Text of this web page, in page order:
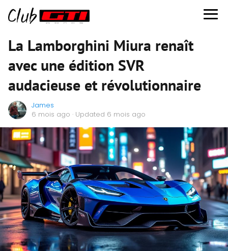
La Lamborghini Miura renaît
avec une édition SVR
audacieuse et révolutionnaire
James
6 mois ago · Updated 6 mois ago